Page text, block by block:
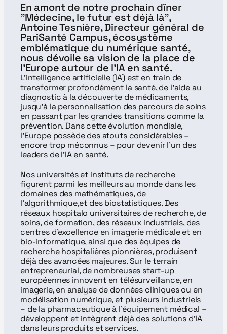
En amont de notre prochain dîner
"Médecine, le futur est déjà là",
Antoine Tesnière, Directeur général de
PariSanté Campus, écosystème
emblématique du numérique santé,
nous dévoile sa vision de la place de
l'Europe autour de l’IA en santé.
L’intelligence artificielle (IA) est en train de
transformer profondément la santé, de l’aide au
diagnostic à la découverte de médicaments,
jusqu’à la personnalisation des parcours de soins
en passant par les grandes transitions comme la
prévention. Dans cette évolution mondiale,
l’Europe possède des atouts considérables –
encore trop méconnus – pour devenir l’un des
leaders de l’IA en santé.
Nos universités et instituts de recherche
figurent parmi les meilleurs au monde dans les
domaines des mathématiques, de
l’algorithmique,et des biostatistiques. Des
réseaux hospitalo universitaires de recherche, de
soins, de formation, des réseaux industriels, des
centres d’excellence en imagerie médicale et en
bio-informatique, ainsi que des équipes de
recherche hospitalières pionnières, produisent
déjà des avancées majeures. Sur le terrain
entrepreneurial, de nombreuses start-up
européennes innovent en télésurveillance, en
imagerie, en analyse de données cliniques ou en
modélisation numérique, et plusieurs industriels
– de la pharmaceutique à l’équipement médical –
développent et intègrent déjà des solutions d’IA
dans leurs produits et services.